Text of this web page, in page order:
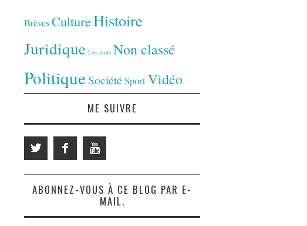
BrèvesCultureHistoire
Juridique Les amis Non classé
PolitiqueSociété SportVidéo
ME SUIVRE
ABONNEZ-VOUS À CE BLOG PAR E-
MAIL.